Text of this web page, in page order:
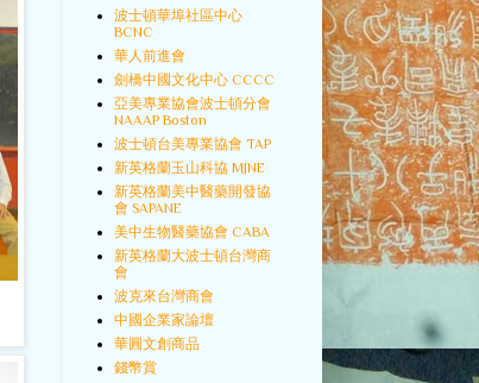
波士頓華埠社區中心
BCNC
華人前進會
劍橋中國文化中心 CCCC
亞美專業協會波士頓分會
NAAAP Boston
波士頓台美專業協會 TAP
新英格蘭玉山科協 MJNE
新英格蘭美中醫藥開發協
會 SAPANE
美中生物醫藥協會 CABA
新英格蘭大波士頓台灣商
會
波克來台灣商會
中國企業家論壇
華圓文創商品
錢幣賞